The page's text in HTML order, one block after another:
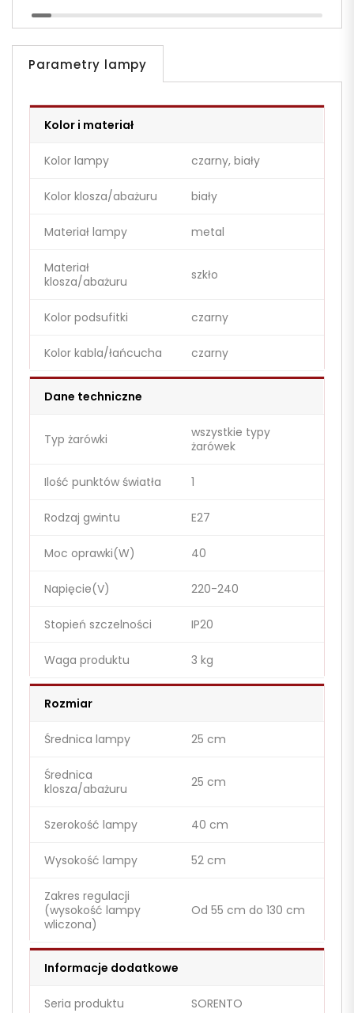
Parametry lampy
Kolor i materiał
Kolor lampy czarny, biały
Kolor klosza/abażuru biały
Materiał lampy metal
Materiał
klosza/abażuru
szkło
Kolor podsufitki czarny
Kolor kabla/łańcucha czarny
Dane techniczne
Typ żarówki
wszystkie typy
żarówek
Ilość punktów światła 1
Rodzaj gwintu E27
Moc oprawki(W) 40
Napięcie(V) 220-240
Stopień szczelności IP20
Waga produktu 3 kg
Rozmiar
Średnica lampy 25 cm
Średnica
klosza/abażuru
25 cm
Szerokość lampy 40 cm
Wysokość lampy 52 cm
Zakres regulacji
(wysokość lampy
wliczona)
Od 55 cm do 130 cm
Informacje dodatkowe
Seria produktu SORENTO